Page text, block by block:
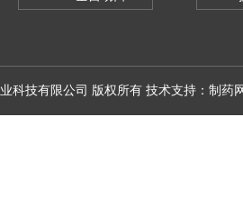
科技有限公司 版权所有 技术支持： 制药